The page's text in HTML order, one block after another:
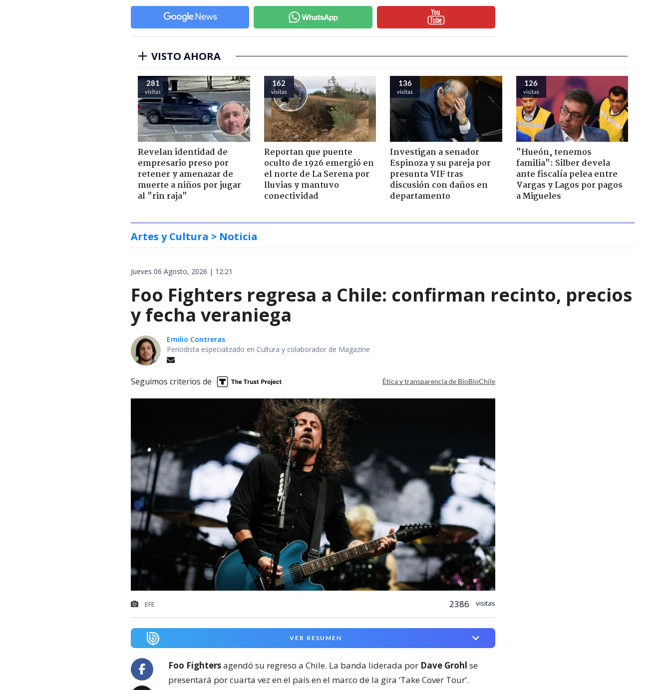
VISTO AHORA
281
visitas
Revelan identidad de
empresario preso por
retener y amenazar de
muerte a niños por jugar
al "rin raja"
162
visitas
Reportan que puente
oculto de 1926 emergió en
el norte de La Serena por
lluvias y mantuvo
conectividad
136
visitas
Investigan a senador
Espinoza y su pareja por
presunta VIF tras
discusión con daños en
departamento
126
visitas
"Hueón, tenemos
familia": Silber devela
ante fiscalía pelea entre
Vargas y Lagos por pagos
a Migueles
Artes y Cultura > Noticia
Jueves 06 Agosto, 2026 | 12:21
Foo Fighters regresa a Chile: confirman recinto, precios
y fecha veraniega
Emilio Contreras
Periodista especializado en Cultura y colaborador de Magazine
Seguimos criterios de Ética y transparencia de BioBioChile
EFE 2386 visitas
VER RESUMEN
Foo Fightersagendó su regreso a Chile. La banda liderada por Dave Grohl se
presentará por cuarta vez en el país en el marco de la gira ‘Take Cover Tour’.